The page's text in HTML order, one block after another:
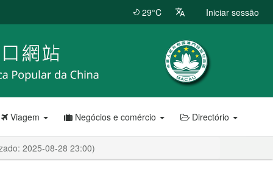
29°C Iniciar sessão
Viagem Negócios e comércio Directório
2025-08-28 23:00)